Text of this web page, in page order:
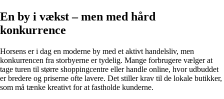
En by i vækst – men med hård
konkurrence
Horsens er i dag en moderne by med et aktivt handelsliv, men
konkurrencen fra storbyerne er tydelig. Mange forbrugere vælger at
tage turen til større shoppingcentre eller handle online, hvor udbuddet
er bredere og priserne ofte lavere. Det stiller krav til de lokale butikker,
som må tænke kreativt for at fastholde kunderne.